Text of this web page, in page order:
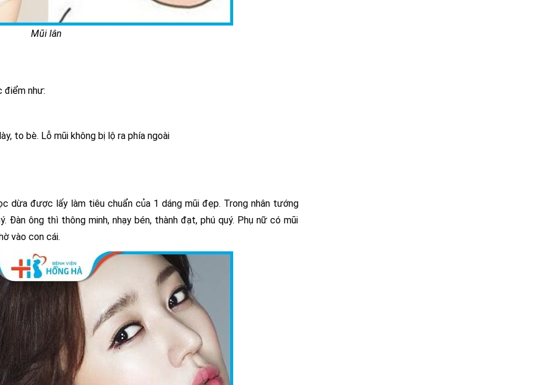
Mũi lân
điểm như:
to bè. Lỗ mũi không bị lộ ra phía ngoài
dừa được lấy làm tiêu chuẩn của 1 dáng mũi đẹp. Trong nhân tướng
Đàn ông thì thông minh, nhạy bén, thành đạt, phú quý. Phụ nữ có mũi
vào con cái.